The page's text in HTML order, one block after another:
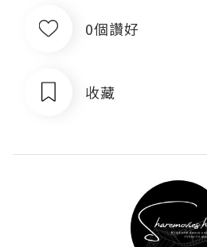
0個讚好
收藏